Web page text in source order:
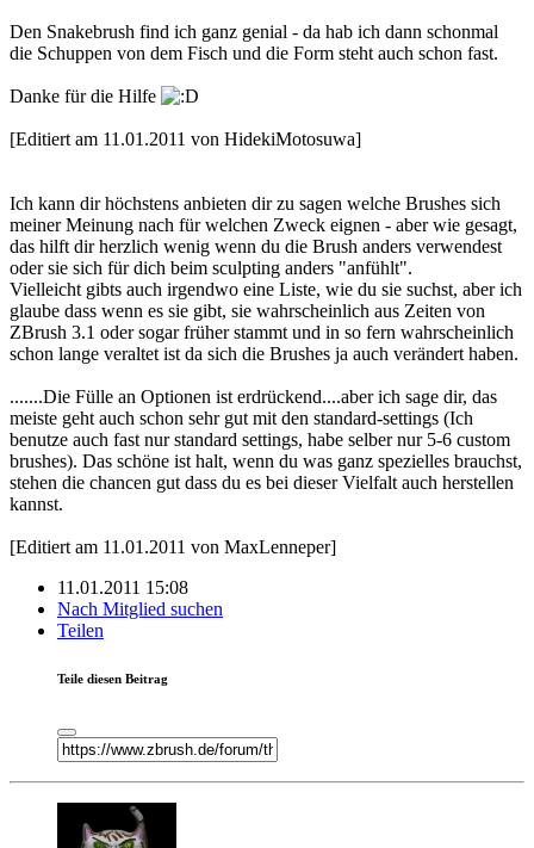
Den Snakebrush find ich ganz genial - da hab ich dann schonmal
die Schuppen von dem Fisch und die Form steht auch schon fast.
Danke für die Hilfe
[Editiert am 11.01.2011 von HidekiMotosuwa]
Ich kann dir höchstens anbieten dir zu sagen welche Brushes sich
meiner Meinung nach für welchen Zweck eignen - aber wie gesagt,
das hilft dir herzlich wenig wenn du die Brush anders verwendest
oder sie sich für dich beim sculpting anders "anfühlt".
Vielleicht gibts auch irgendwo eine Liste, wie du sie suchst, aber ich
glaube dass wenn es sie gibt, sie wahrscheinlich aus Zeiten von
ZBrush 3.1 oder sogar früher stammt und in so fern wahrscheinlich
schon lange veraltet ist da sich die Brushes ja auch verändert haben.
.......Die Fülle an Optionen ist erdrückend....aber ich sage dir, das
meiste geht auch schon sehr gut mit den standard-settings (Ich
benutze auch fast nur standard settings, habe selber nur 5-6 custom
brushes). Das schöne ist halt, wenn du was ganz spezielles brauchst,
stehen die chancen gut dass du es bei dieser Vielfalt auch herstellen
kannst.
[Editiert am 11.01.2011 von MaxLenneper]
11.01.2011 15:08
Nach Mitglied suchen
Teilen
Teile diesen Beitrag